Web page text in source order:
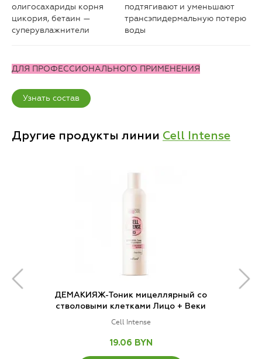
олигосахариды корня
цикория, бетаин —
суперувлажнители
подтягивают и уменьшают
трансэпидермальную потерю
воды
ДЛЯ ПРОФЕССИОНАЛЬНОГО ПРИМЕНЕНИЯ
Узнать состав
Другие продукты линии Cell Intense
ДЕМАКИЯЖ-Тоник мицеллярный со
стволовыми клетками Лицо + Веки
Cell Intense
19.06 BYN